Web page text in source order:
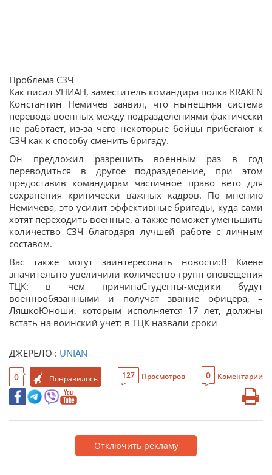
Проблема СЗЧ
Как писал УНИАН, заместитель командира полка KRAKEN
Константин Немичев заявил, что нынешняя система
перевода военных между подразделениями фактически
не работает, из-за чего некоторые бойцы прибегают к
СЗЧ как к способу сменить бригаду.
Он предложил разрешить военным раз в год
переводиться в другое подразделение, при этом
предоставив командирам частичное право вето для
сохранения критически важных кадров. По мнению
Немичева, это усилит эффективные бригады, куда сами
хотят переходить военные, а также поможет уменьшить
количество СЗЧ благодаря лучшей работе с личным
составом.
Вас также могут заинтересовать новости:В Киеве
значительно увеличили количество групп оповещения
ТЦК: в чем причинаСтуденты-медики будут
военнообязанными и получат звание офицера, –
ЛяшкоЮноши, которым исполняется 17 лет, должны
встать на воинский учет: в ТЦК назвали сроки
ДЖЕРЕЛО : UNIAN
0 Понравилось 127 Просмотров 0 Коментарии
Отключить рекламу